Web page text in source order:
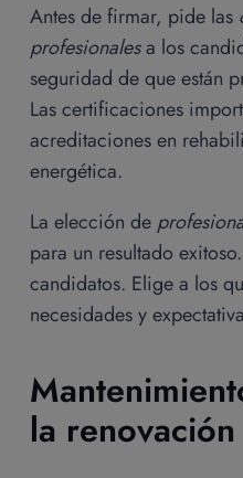
Antes de firmar, pide las
profesionalesa los
seguridad de que están
Las certificaciones
acreditaciones en
energética.
La elección de
para un resultado
candidatos. Elige a los
necesidades y
la renovación